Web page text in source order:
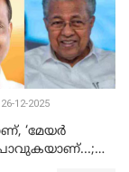
12-2025